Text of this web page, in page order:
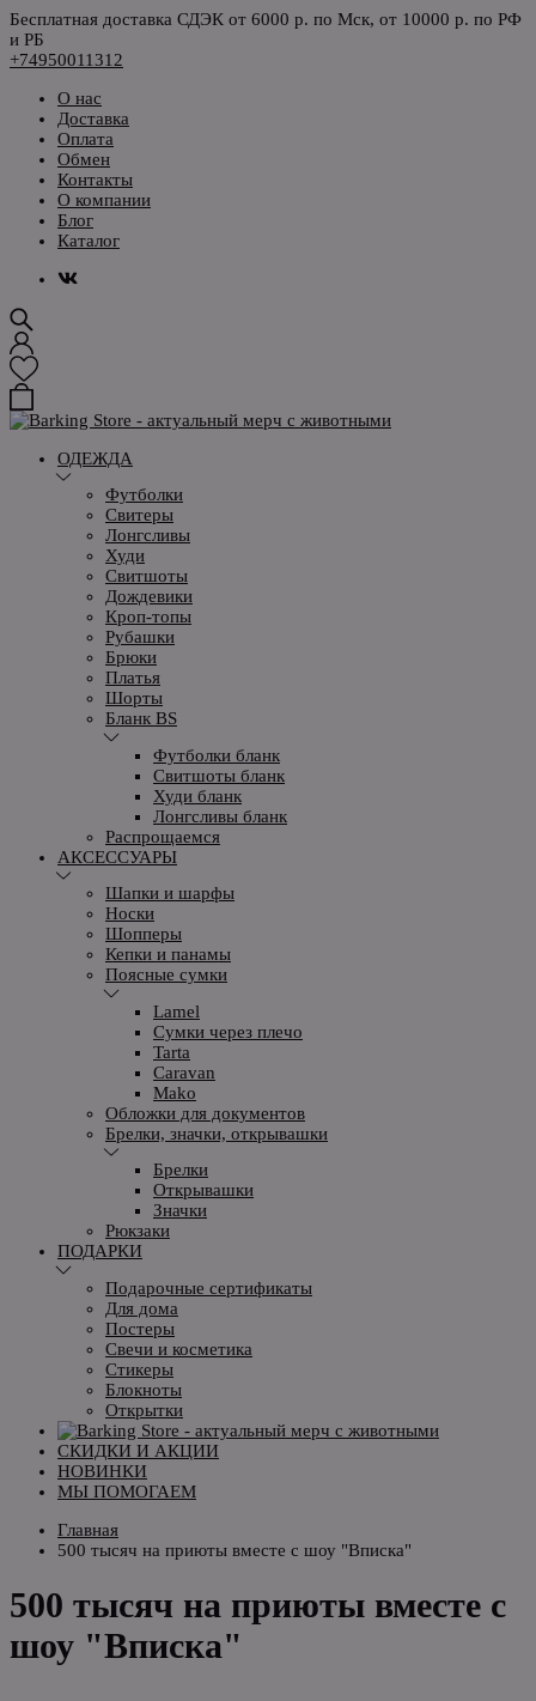
Бесплатная доставка СДЭК от 6000 р. по Мск, от 10000 р. по РФ
и РБ
+74950011312
О нас
Доставка
Оплата
Обмен
Контакты
О компании
Блог
Каталог
ОДЕЖДА
Футболки
Свитеры
Лонгсливы
Худи
Свитшоты
Дождевики
Кроп-топы
Рубашки
Брюки
Платья
Шорты
Бланк BS
Футболки бланк
Свитшоты бланк
Худи бланк
Лонгсливы бланк
Распрощаемся
АКСЕССУАРЫ
Шапки и шарфы
Носки
Шопперы
Кепки и панамы
Поясные сумки
Lamel
Сумки через плечо
Tarta
Caravan
Mako
Обложки для документов
Брелки, значки, открывашки
Брелки
Открывашки
Значки
Рюкзаки
ПОДАРКИ
Подарочные сертификаты
Для дома
Постеры
Свечи и косметика
Стикеры
Блокноты
Открытки
СКИДКИ И АКЦИИ
НОВИНКИ
МЫ ПОМОГАЕМ
Главная
500 тысяч на приюты вместе с шоу "Вписка"
500 тысяч на приюты вместе с
шоу "Вписка"